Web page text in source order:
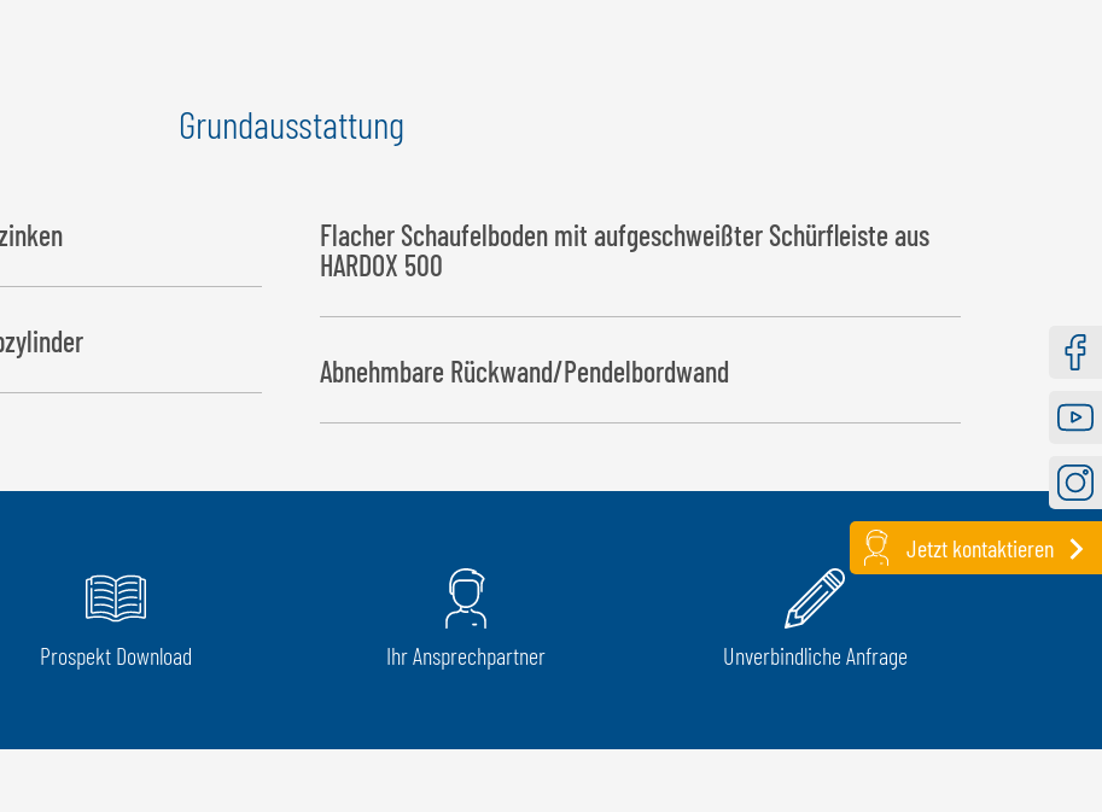
Grundausstattung
Flacher Schaufelboden mit aufgeschweißter Schürfleiste aus
HARDOX 500
Abnehmbare Rückwand/Pendelbordwand
Prospekt Download Ihr Ansprechpartner Unverbindliche Anfrage
Jetzt kontaktieren